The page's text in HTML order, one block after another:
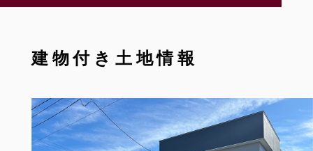
建物付き土地情報